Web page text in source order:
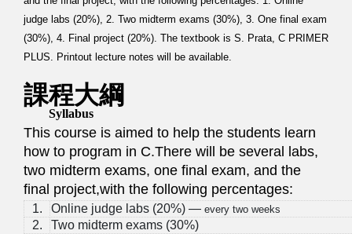
judge labs (20%), 2. Two midterm exams (30%), 3. One final exam
(30%), 4. Final project (20%). The textbook is S. Prata, C PRIMER
PLUS. Printout lecture notes will be available.
課程大綱
Syllabus
This course is aimed to help the students learn
how to program in C.There will be several labs,
two midterm exams, one final exam, and the
final project,with the following percentages:
1. Online judge labs (20%) — every two weeks
2.
Two midterm exams (30%)